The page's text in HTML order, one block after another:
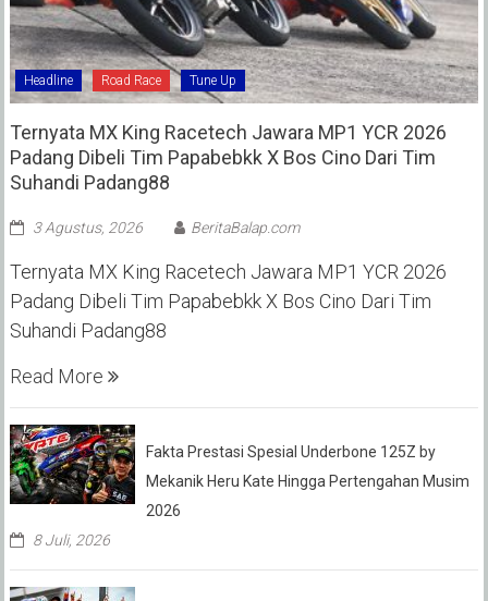
Headline Road Race Tune Up
Ternyata MX King Racetech Jawara MP1 YCR 2026
Padang Dibeli Tim Papabebkk X Bos Cino Dari Tim
Suhandi Padang88
3 Agustus, 2026 BeritaBalap.com
Ternyata MX King Racetech Jawara MP1 YCR 2026
Padang Dibeli Tim Papabebkk X Bos Cino Dari Tim
Suhandi Padang88
Read More
Fakta Prestasi Spesial Underbone 125Z by
Mekanik Heru Kate Hingga Pertengahan Musim
2026
8 Juli, 2026